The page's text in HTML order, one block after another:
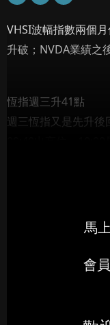
VHSI波幅指數兩個
升破；NVDA業績之
恆指週三升41點
週三恆指又是先升後
馬
會